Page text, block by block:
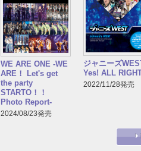
WE ARE ONE -WE
ARE！ Let's get
the party
STARTO！！
Photo Report-
2024/08/23発売
ジャニーズ
Yes! ALL
2022/11/28発売